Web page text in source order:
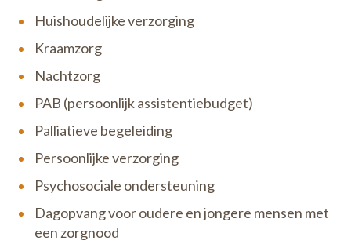
Huishoudelijke verzorging
Kraamzorg
Nachtzorg
PAB (persoonlijk assistentiebudget)
Palliatieve begeleiding
Persoonlijke verzorging
Psychosociale ondersteuning
Dagopvang voor oudere en jongere mensen met
een zorgnood